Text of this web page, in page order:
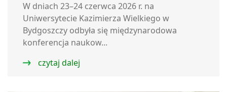
W dniach 23–24 czerwca 2026 r. na
Uniwersytecie Kazimierza Wielkiego w
Bydgoszczy odbyła się międzynarodowa
konferencja naukow...
czytaj dalej